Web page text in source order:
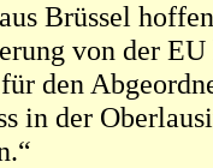
Brüssel
von der
den
in der